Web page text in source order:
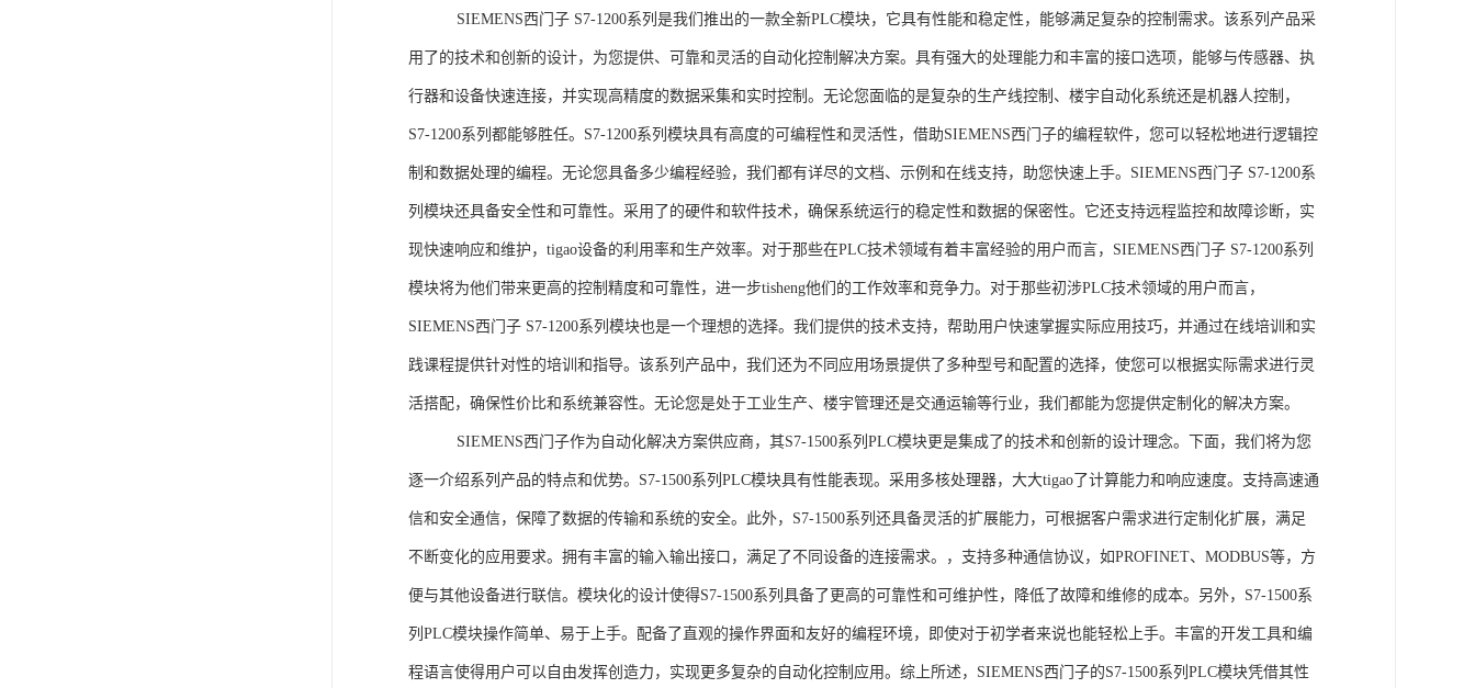
SIEMENS西门子 S7-1200系列是我们推出的一款全新PLC模块，它具有性能和稳定性，能够满足复杂的控制需求。该系列产品采
用了的技术和创新的设计，为您提供、可靠和灵活的自动化控制解决方案。具有强大的处理能力和丰富的接口选项，能够与传感器、执
行器和设备快速连接，并实现高精度的数据采集和实时控制。无论您面临的是复杂的生产线控制、楼宇自动化系统还是机器人控制，
S7-1200系列都能够胜任。S7-1200系列模块具有高度的可编程性和灵活性，借助SIEMENS西门子的编程软件，您可以轻松地进行逻辑控
制和数据处理的编程。无论您具备多少编程经验，我们都有详尽的文档、示例和在线支持，助您快速上手。SIEMENS西门子 S7-1200系
列模块还具备安全性和可靠性。采用了的硬件和软件技术，确保系统运行的稳定性和数据的保密性。它还支持远程监控和故障诊断，实
现快速响应和维护，tigao设备的利用率和生产效率。对于那些在PLC技术领域有着丰富经验的用户而言，SIEMENS西门子 S7-1200系列
模块将为他们带来更高的控制精度和可靠性，进一步tisheng他们的工作效率和竞争力。对于那些初涉PLC技术领域的用户而言，
SIEMENS西门子 S7-1200系列模块也是一个理想的选择。我们提供的技术支持，帮助用户快速掌握实际应用技巧，并通过在线培训和实
践课程提供针对性的培训和指导。该系列产品中，我们还为不同应用场景提供了多种型号和配置的选择，使您可以根据实际需求进行灵
活搭配，确保性价比和系统兼容性。无论您是处于工业生产、楼宇管理还是交通运输等行业，我们都能为您提供定制化的解决方案。
SIEMENS西门子作为自动化解决方案供应商，其S7-1500系列PLC模块更是集成了的技术和创新的设计理念。下面，我们将为您
逐一介绍系列产品的特点和优势。S7-1500系列PLC模块具有性能表现。采用多核处理器，大大tigao了计算能力和响应速度。支持高速通
信和安全通信，保障了数据的传输和系统的安全。此外，S7-1500系列还具备灵活的扩展能力，可根据客户需求进行定制化扩展，满足
不断变化的应用要求。拥有丰富的输入输出接口，满足了不同设备的连接需求。，支持多种通信协议，如PROFINET、MODBUS等，方
便与其他设备进行联信。模块化的设计使得S7-1500系列具备了更高的可靠性和可维护性，降低了故障和维修的成本。另外，S7-1500系
列PLC模块操作简单、易于上手。配备了直观的操作界面和友好的编程环境，即使对于初学者来说也能轻松上手。丰富的开发工具和编
程语言使得用户可以自由发挥创造力，实现更多复杂的自动化控制应用。综上所述，SIEMENS西门子的S7-1500系列PLC模块凭借其性